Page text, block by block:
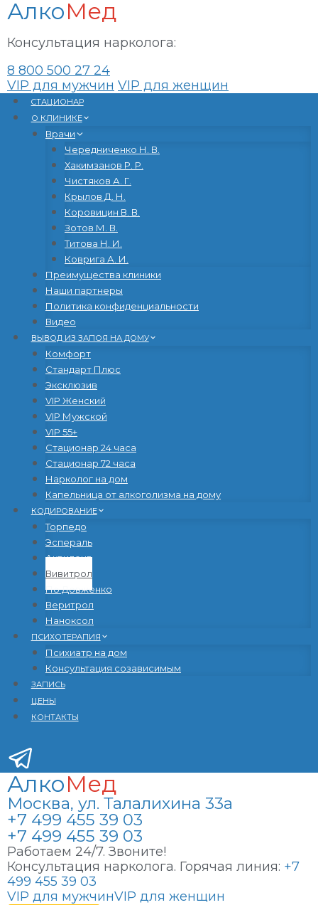
АлкоМед
Консультация нарколога:
8 800 500 27 24
VIP для мужчин VIP для женщин
Перейти
содержанию
CТАЦИОНАР
О КЛИНИКЕ
Врачи
Чередниченко Н. В.
Хакимзанов Р. Р.
Чистяков А. Г.
Крылов Д. Н.
Коровицин В. В.
Зотов М. В.
Титова Н. И.
Коврига А. И.
Преимущества клиники
Наши партнеры
Политика конфиденциальности
Видео
ВЫВОД ИЗ ЗАПОЯ НА ДОМУ
Комфорт
Стандарт Плюс
Эксклюзив
VIP Женский
VIP Мужской
VIP 55+
Стационар 24 часа
Стационар 72 часа
Нарколог на дом
Капельница от алкоголизма на дому
КОДИРОВАНИЕ
Торпедо
Эспераль
Аквилонг
Вивитрол
По Довженко
Веритрол
Наноксол
ПСИХОТЕРАПИЯ
Психиатр на дом
Консультация созависимым
ЗАПИСЬ
ЦЕНЫ
КОНТАКТЫ
АлкоМед
Москва, ул. Талалихина 33а
+7 499 455 39 03
+7 499 455 39 03
Работаем 24/7. Звоните!
Консультация нарколога. Горячая линия: +7
499 455 39 03
VIP для мужчинVIP для женщин